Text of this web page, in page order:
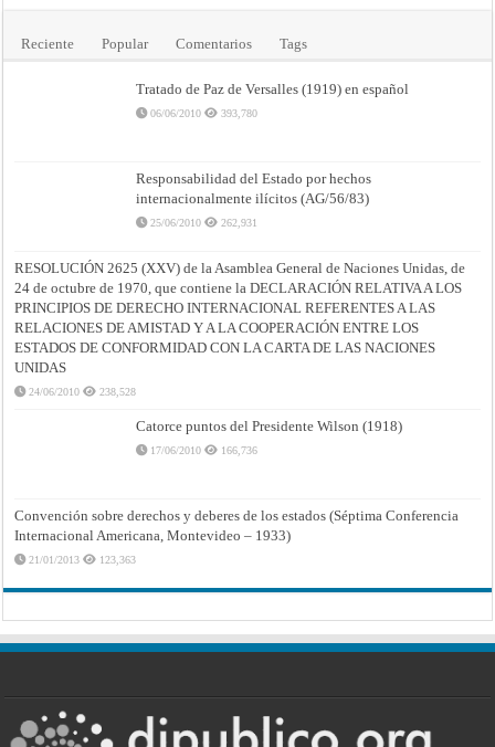
Reciente Popular Comentarios Tags
Tratado de Paz de Versalles (1919) en español
06/06/2010 393,780
Responsabilidad del Estado por hechos
internacionalmente ilícitos (AG/56/83)
25/06/2010 262,931
RESOLUCIÓN 2625 (XXV) de la Asamblea General de Naciones Unidas, de
24 de octubre de 1970, que contiene la DECLARACIÓN RELATIVA A LOS
PRINCIPIOS DE DERECHO INTERNACIONAL REFERENTES A LAS
RELACIONES DE AMISTAD Y A LA COOPERACIÓN ENTRE LOS
ESTADOS DE CONFORMIDAD CON LA CARTA DE LAS NACIONES
UNIDAS
24/06/2010 238,528
Catorce puntos del Presidente Wilson (1918)
17/06/2010 166,736
Convención sobre derechos y deberes de los estados (Séptima Conferencia
Internacional Americana, Montevideo – 1933)
21/01/2013 123,363